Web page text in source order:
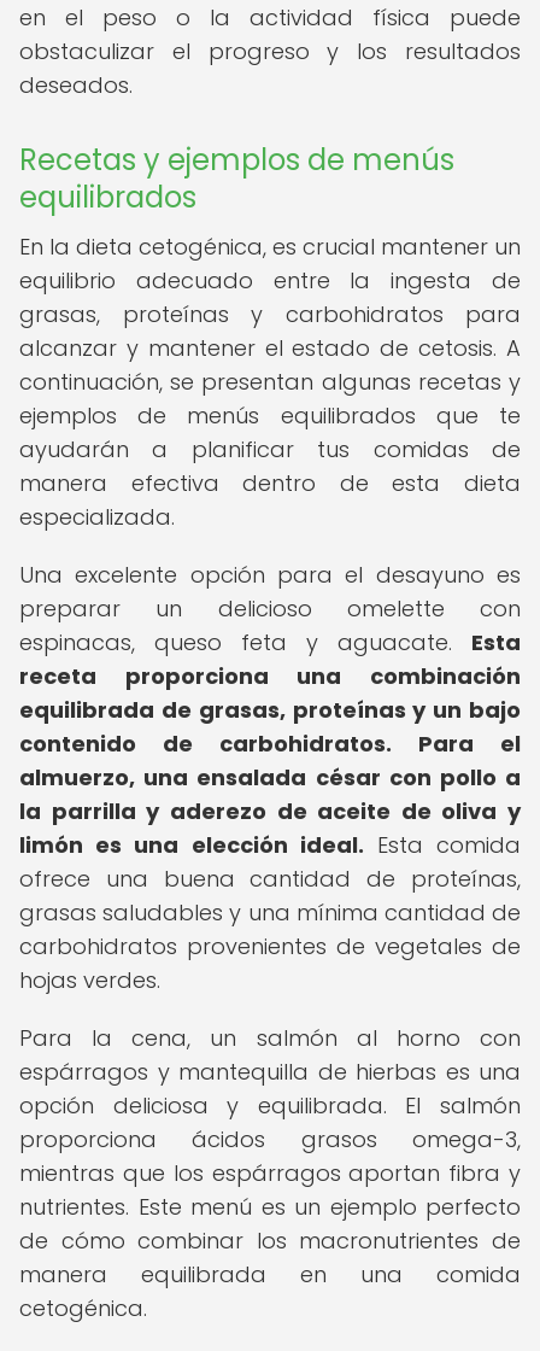
en el peso o la actividad física puede
obstaculizar el progreso y los resultados
deseados.
Recetas y ejemplos de menús
equilibrados
En la dieta cetogénica, es crucial mantener un
equilibrio adecuado entre la ingesta de
grasas, proteínas y carbohidratos para
alcanzar y mantener el estado de cetosis. A
continuación, se presentan algunas recetas y
ejemplos de menús equilibrados que te
ayudarán a planificar tus comidas de
manera efectiva dentro de esta dieta
especializada.
Una excelente opción para el desayuno es
preparar un delicioso omelette con
espinacas, queso feta y aguacate. Esta
receta proporciona una combinación
equilibrada de grasas, proteínas y un bajo
contenido de carbohidratos.
Para el
almuerzo, una ensalada césar con pollo a
la parrilla y aderezo de aceite de oliva y
limón es una elección ideal. Esta comida
ofrece una buena cantidad de proteínas,
grasas saludables y una mínima cantidad de
carbohidratos provenientes de vegetales de
hojas verdes.
Para la cena, un salmón al horno con
espárragos y mantequilla de hierbas es una
opción deliciosa y equilibrada. El salmón
proporciona ácidos grasos omega-3,
mientras que los espárragos aportan fibra y
nutrientes. Este menú es un ejemplo perfecto
de cómo combinar los macronutrientes de
manera equilibrada en una comida
cetogénica.